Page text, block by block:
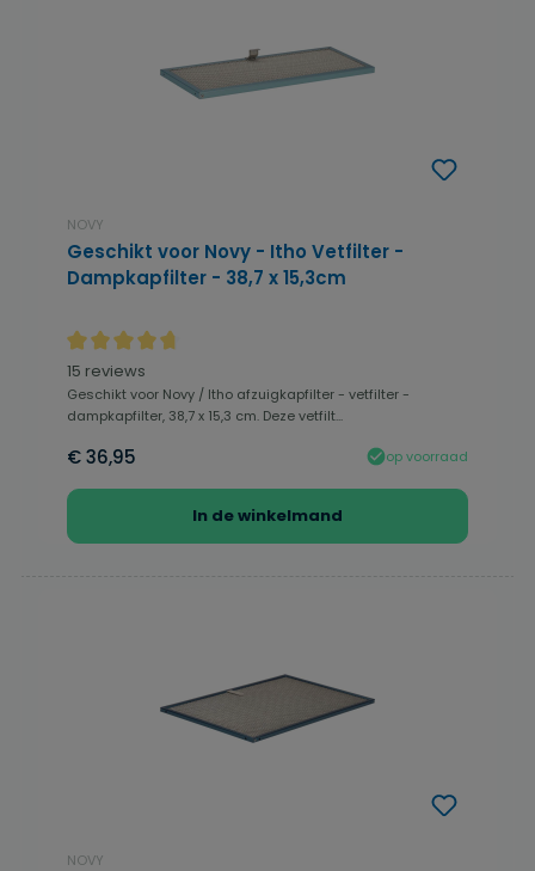
NOVY
Geschikt voor Novy - Itho Vetfilter -
Dampkapfilter - 38,7 x 15,3cm
Gemiddelde waardering van 4.83 van 5 sterren
15 reviews
Geschikt voor Novy / Itho afzuigkapfilter - vetfilter -
dampkapfilter, 38,7 x 15,3 cm. Deze vetfilt...
€ 36,95 op voorraad
In de winkelmand
NOVY